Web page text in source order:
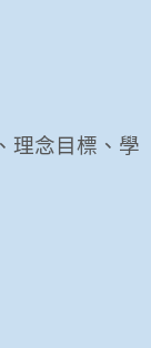
理念目標、學